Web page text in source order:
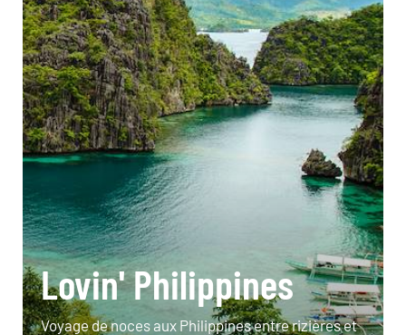
Lovin' Philippines
Voyage de noces aux Philippines entre rizières et